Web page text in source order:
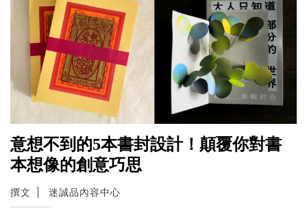
意想不到的5本書封設計！顛覆你對書
本想像的創意巧思
撰文 迷誠品內容中心